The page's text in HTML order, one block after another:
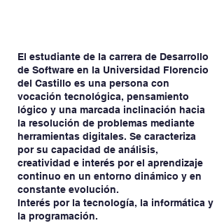
El estudiante de la carrera de Desarrollo
de Software en la Universidad Florencio
del Castillo es una persona con
vocación tecnológica, pensamiento
lógico y una marcada inclinación hacia
la resolución de problemas mediante
herramientas digitales. Se caracteriza
por su capacidad de análisis,
creatividad e interés por el aprendizaje
continuo en un entorno dinámico y en
constante evolución.
Interés por la tecnología, la informática y
la programación.